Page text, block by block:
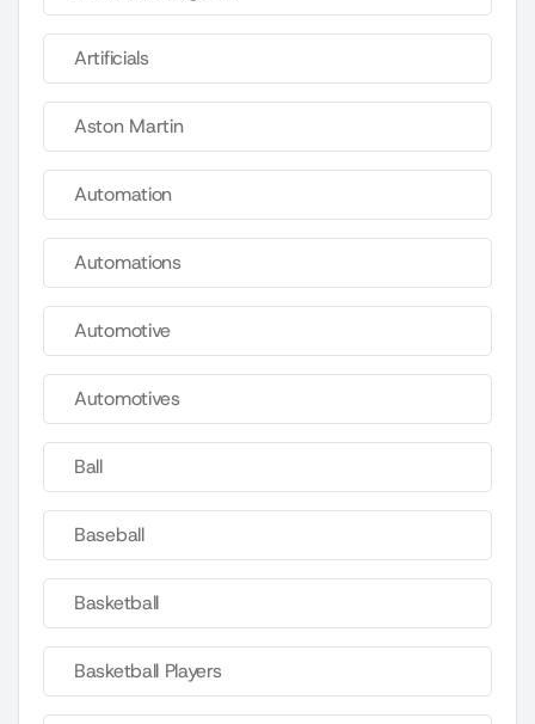
Artificials
Aston Martin
Automation
Automations
Automotive
Automotives
Ball
Baseball
Basketball
Basketball Players